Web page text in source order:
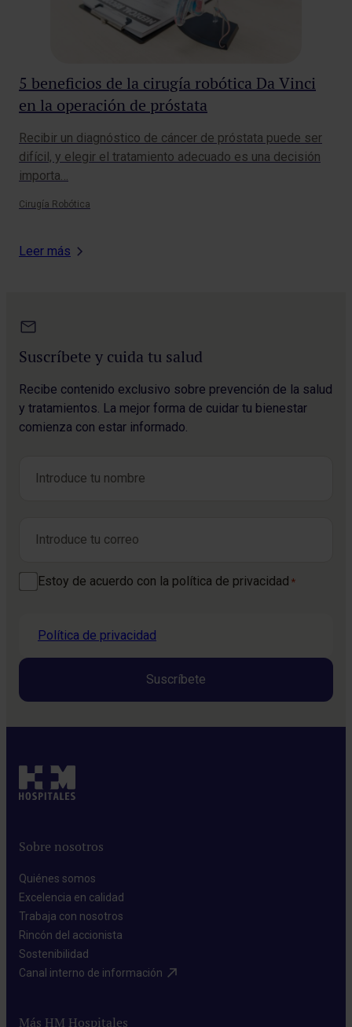
5 beneficios de la cirugía robótica Da Vinci
en la operación de próstata
Recibir un diagnóstico de cáncer de próstata puede ser
difícil, y elegir el tratamiento adecuado es una decisión
importa…
Cirugía Robótica
Leer más
Suscríbete y cuida tu salud
Recibe contenido exclusivo sobre prevención de la salud
y tratamientos. La mejor forma de cuidar tu bienestar
comienza con estar informado.
Consentimiento *
Estoy de acuerdo con la política de privacidad *
Política de privacidad
Sobre nosotros
Quiénes somos​
Excelencia en calidad​
Trabaja con nosotros​
Rincón del accionista​
Sostenibilidad​
Canal interno de información​
Más HM Hospitales